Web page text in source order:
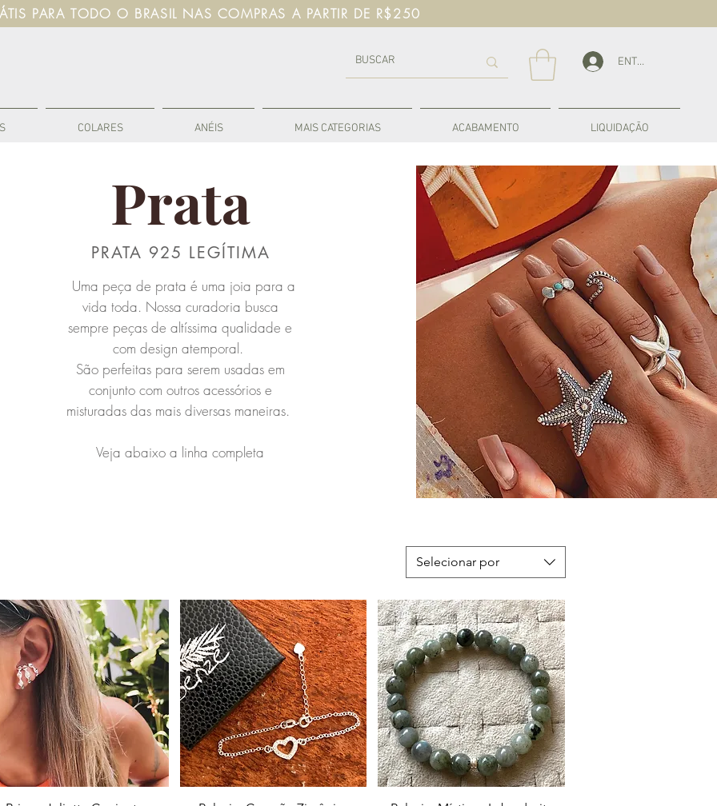
PARA TODO O BRASIL NAS COMPRAS A PARTIR DE R$250
ENTRAR
COLARES ANÉIS MAIS CATEGORIAS ACABAMENTO LIQUIDAÇÃO
Prata
PRATA 925 LEGÍTIMA
Uma peça de prata é uma joia para a
vida toda. Nossa curadoria busca
sempre peças de altíssima qualidade e
com design atemporal.
São perfeitas para serem usadas em
conjunto com outros acessórios e
misturadas das mais diversas maneiras.
Veja abaixo a linha completa
Selecionar por